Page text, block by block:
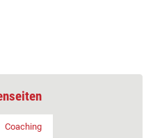
Coaching